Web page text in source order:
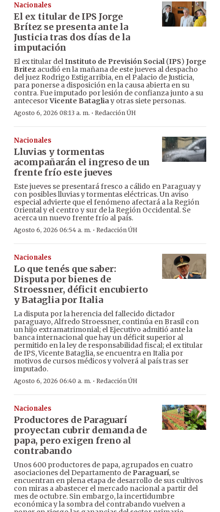
Nacionales
El ex titular de IPS Jorge
Brítez se presenta ante la
Justicia tras dos días de la
imputación
El ex titular delInstituto de Previsión Social(IPS) Jorge
Britez acudió en la mañana de este jueves al despacho
del juez Rodrigo Estigarribia, en el Palacio de Justicia,
para ponerse a disposición en la causa abierta en su
contra. Fue imputado por lesión de confianza junto a su
antecesorVicente Batagliay otras siete personas.
Agosto 6, 2026 08:13 a. m. · Redacción ÚH
Nacionales
Lluvias y tormentas
acompañarán el ingreso de un
frente frío este jueves
Este jueves se presentará fresco a cálido en Paraguay y
con posibles lluvias y tormentas eléctricas. Un aviso
especial advierte que el fenómeno afectará a la Región
Oriental y el centro y sur de la Región Occidental. Se
acerca un nuevo frente frío al país.
Agosto 6, 2026 06:54 a. m. · Redacción ÚH
Nacionales
Lo que tenés que saber:
Disputa por bienes de
Stroessner, déficit encubierto
y Bataglia por Italia
La disputa por la herencia del fallecido dictador
paraguayo, Alfredo Stroessner, continúa en Brasil con
un hijo extramatrimonial; el Ejecutivo admitió ante la
banca internacional que hay un déficit superior al
permitido en la ley de responsabilidad fiscal; el ex titular
de IPS, Vicente Bataglia, se encuentra en Italia por
motivos de cursos médicos y volverá al país tras ser
imputado.
Agosto 6, 2026 06:40 a. m. · Redacción ÚH
Nacionales
Productores de Paraguarí
proyectan cubrir demanda de
papa, pero exigen freno al
contrabando
Unos 600 productores de papa, agrupados en cuatro
asociaciones del Departamento de Paraguarí, se
encuentran en plena etapa de desarrollo de sus cultivos
con miras a abastecer el mercado nacional a partir del
mes de octubre. Sin embargo, la incertidumbre
económica y la sombra del contrabando vuelven a